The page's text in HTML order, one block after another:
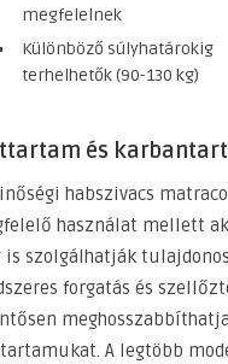
megfelelnek
Különböző súlyhatárokig
terhelhetők (90-130 kg)
és
habszivacs
használat mellett
is szolgálhatják
forgatás és
A legtöbb